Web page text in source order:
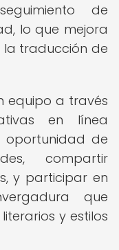
de
lo que mejora
la traducción de
equipo a través
en línea
de
compartir
y participar en
que
y estilos